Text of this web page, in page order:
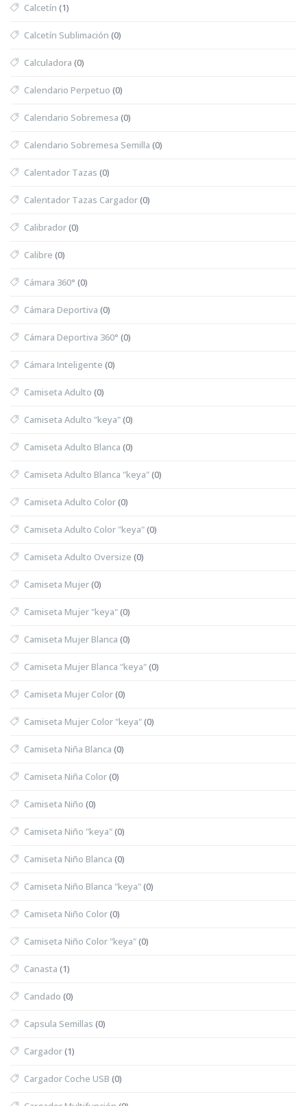
Calcetín (1)
Calcetín Sublimación (0)
Calculadora (0)
Calendario Perpetuo (0)
Calendario Sobremesa (0)
Calendario Sobremesa Semilla (0)
Calentador Tazas (0)
Calentador Tazas Cargador(0)
Calibrador(0)
Calibre (0)
Cámara 360° (0)
Cámara Deportiva (0)
Cámara Deportiva 360° (0)
Cámara Inteligente (0)
Camiseta Adulto (0)
Camiseta Adulto "keya"(0)
Camiseta Adulto Blanca (0)
Camiseta Adulto Blanca "keya"(0)
Camiseta Adulto Color(0)
Camiseta Adulto Color "keya"(0)
Camiseta Adulto Oversize (0)
Camiseta Mujer(0)
Camiseta Mujer "keya"(0)
Camiseta Mujer Blanca (0)
Camiseta Mujer Blanca "keya"(0)
Camiseta Mujer Color(0)
Camiseta Mujer Color "keya"(0)
Camiseta Niña Blanca (0)
Camiseta Niña Color(0)
Camiseta Niño (0)
Camiseta Niño "keya"(0)
Camiseta Niño Blanca (0)
Camiseta Niño Blanca "keya"(0)
Camiseta Niño Color(0)
Camiseta Niño Color "keya"(0)
Canasta (1)
Candado (0)
Capsula Semillas (0)
Cargador(1)
Cargador Coche USB (0)